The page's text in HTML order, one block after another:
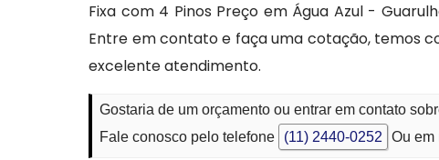
Fixa com 4 Pinos Preço em Água Azul -
Entre em contato e faça uma cotação, temos
excelente atendimento.
Gostaria de um orçamento ou entrar em contato
Fale conosco pelo telefone
(11) 2440-0252 Ou em